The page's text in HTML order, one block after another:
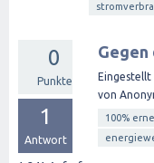
0
Punkte
1
Antwort
Eingestellt
von
100%